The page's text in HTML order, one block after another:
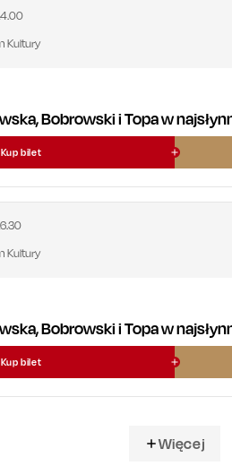
Kultury
Bobrowski i Topa w
Kup bilet
Kultury
Bobrowski i Topa w
Kup bilet
Więcej